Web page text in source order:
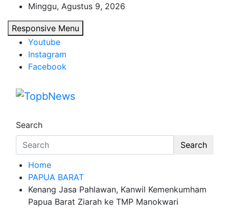
content
Minggu, Agustus 9, 2026
Responsive Menu
Youtube
Instagram
Facebook
Search
Search
Home
PAPUA BARAT
Kenang Jasa Pahlawan, Kanwil Kemenkumham
Papua Barat Ziarah ke TMP Manokwari